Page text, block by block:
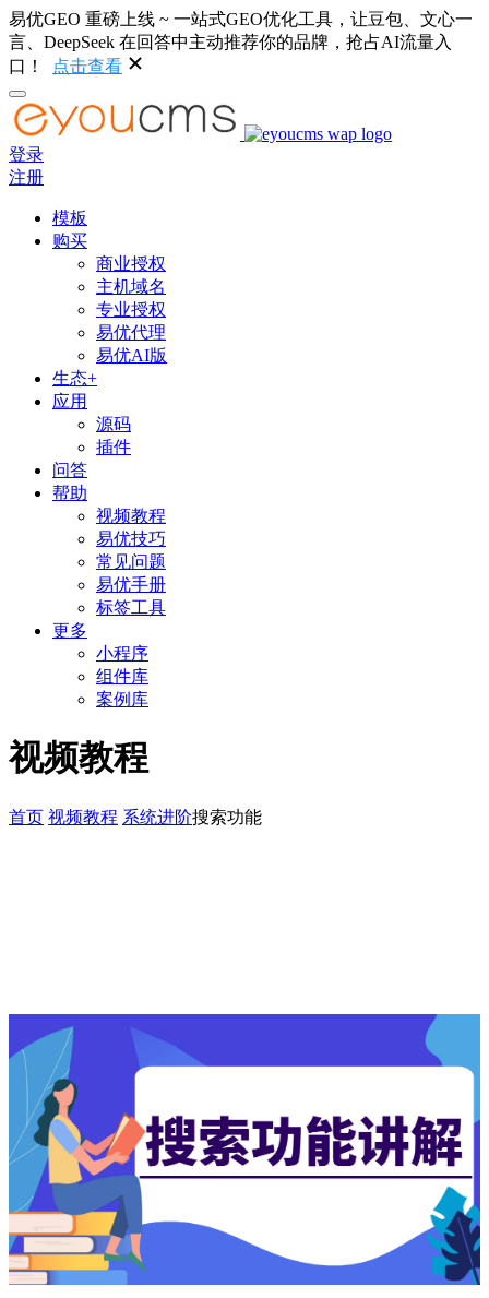
易优GEO 重磅上线 ~ 一站式GEO优化工具，让豆包、文心一
言、DeepSeek 在回答中主动推荐你的品牌，抢占AI流量入
口！
点击查看
登录
注册
模板
购买
商业授权
主机域名
专业授权
易优代理
易优AI版
生态+
应用
源码
插件
问答
帮助
视频教程
易优技巧
常见问题
易优手册
标签工具
更多
小程序
组件库
案例库
视频教程
首页 视频教程 系统进阶搜索功能